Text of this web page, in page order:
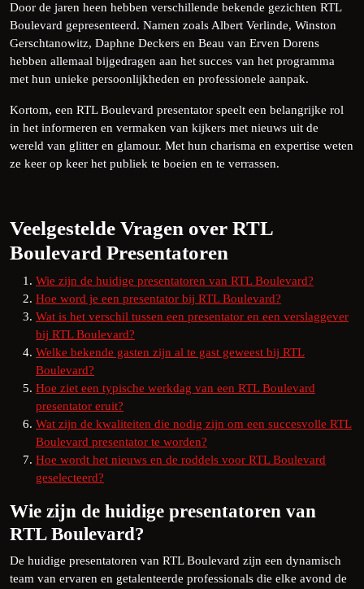
Door de jaren heen hebben verschillende bekende gezichten RTL
Boulevard gepresenteerd. Namen zoals Albert Verlinde, Winston
Gerschtanowitz, Daphne Deckers en Beau van Erven Dorens
hebben allemaal bijgedragen aan het succes van het programma
met hun unieke persoonlijkheden en professionele aanpak.
Kortom, een RTL Boulevard presentator speelt een belangrijke rol
in het informeren en vermaken van kijkers met nieuws uit de
wereld van glitter en glamour. Met hun charisma en expertise weten
ze keer op keer het publiek te boeien en te verrassen.
Veelgestelde Vragen over RTL
Boulevard Presentatoren
Wie zijn de huidige presentatoren van RTL Boulevard?
Hoe word je een presentator bij RTL Boulevard?
Wat is het verschil tussen een presentator en een verslaggever
bij RTL Boulevard?
Welke bekende gasten zijn al te gast geweest bij RTL
Boulevard?
Hoe ziet een typische werkdag van een RTL Boulevard
presentator eruit?
Wat zijn de kwaliteiten die nodig zijn om een succesvolle RTL
Boulevard presentator te worden?
Hoe wordt het nieuws en de roddels voor RTL Boulevard
geselecteerd?
Wie zijn de huidige presentatoren van
RTL Boulevard?
De huidige presentatoren van RTL Boulevard zijn een dynamisch
team van ervaren en getalenteerde professionals die elke avond de